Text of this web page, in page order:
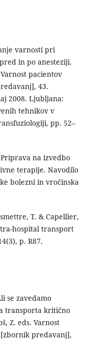
varnosti pri
in po anesteziji.
pacientov
43.
2008. Ljubljana:
tehnikov v
pp. 52–
na izvedbo
terapije. Navodilo
bolezni in vročinska
T. & Capellier,
hospital transport
p. R87.
se zavedamo
transporta kritično
Z. eds. Varnost
predavanj],